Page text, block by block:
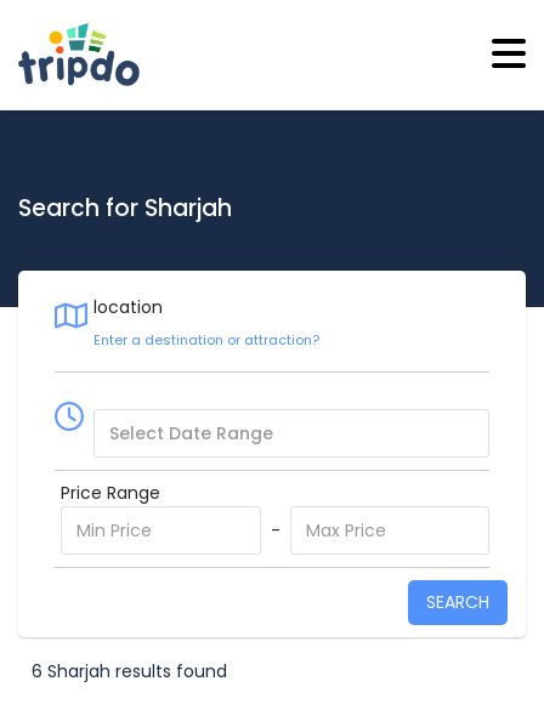
Search for Sharjah
location
Price Range
-
SEARCH
6 Sharjah results found